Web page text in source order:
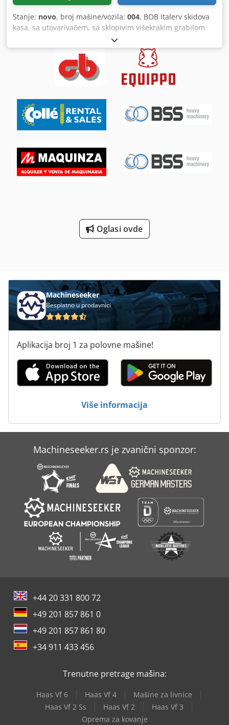
Stanje: novo, broj mašine/vozila: 004, BOB Italerv skidova
kasa, sa utovarivačem, sa sklopivim višekrakim grabilom
iza kabine, sa izvlačivim i hidraulički rotirajućim
stabilizatorima, kasa od Ardox čelika sa zadnjim vratima.
Cedpfei Hm Nujx Ahteha
Oglasi ovde
Machineseeker
Besplatno u prodavnici
Aplikacija broj 1 za polovne mašine!
Više informacija
Machineseeker.rs je zvanični sponzor:
+44 20 331 800 72
+49 201 857 861 0
+49 201 857 861 80
+34 911 433 456
Trenutne pretrage mašina:
Haas Vf 6 Haas Vf 4
Mašine za livnice
Haas Vf 2 Ss
Haas Vf 2
Haas Vf 3
Oprema za kovanje